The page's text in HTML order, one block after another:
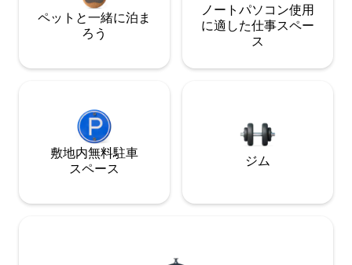
ペットと一緒に泊ま
ろう
ノートパソコン使用
に適した仕事スペー
ス
敷地内無料駐⁠車
ス⁠ペ⁠ー⁠ス
ジム